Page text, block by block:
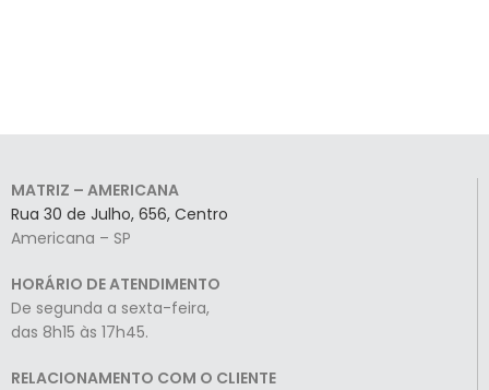
MATRIZ – AMERICANA
Rua 30 de Julho, 656, Centro
Americana – SP
HORÁRIO DE ATENDIMENTO
De segunda a sexta-feira,
das 8h15 às 17h45.
RELACIONAMENTO COM O CLIENTE